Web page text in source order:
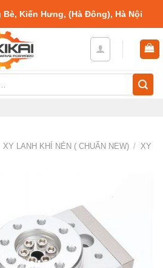
Bè, Kiến Hưng, (Hà Đông), Hà Nội
XY LANH KHÍ NÉN ( CHUẨN NEW) / XY